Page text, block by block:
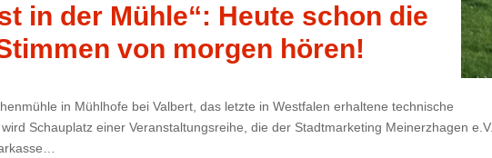
in der Mühle“: Heute schon die
von morgen hören!
in Mühlhofe bei Valbert, das letzte in Westfalen erhaltene technische
Schauplatz einer Veranstaltungsreihe, die der Stadtmarketing Meinerzhagen e.V.